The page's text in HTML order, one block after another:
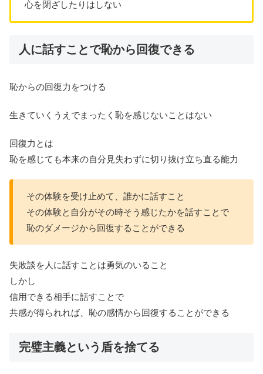
心を閉ざしたりはしない
人に話すことで恥から回復できる
恥からの回復力をつける
生きていくうえでまったく恥を感じないことはない
回復力とは
恥を感じても本来の自分見失わずに切り抜け立ち直る能力
その体験を受け止めて、誰かに話すこと
その体験と自分がその時そう感じたかを話すことで
恥のダメージから回復することができる
失敗談を人に話すことは勇気のいること
しかし
信用できる相手に話すことで
共感が得られれば、恥の感情から回復することができる
完璧主義という盾を捨てる